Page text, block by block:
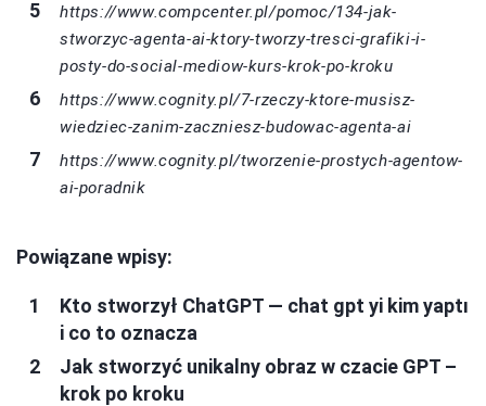
https://www.compcenter.pl/pomoc/134-jak-
stworzyc-agenta-ai-ktory-tworzy-tresci-grafiki-i-
posty-do-social-mediow-kurs-krok-po-kroku
https://www.cognity.pl/7-rzeczy-ktore-musisz-
wiedziec-zanim-zaczniesz-budowac-agenta-ai
https://www.cognity.pl/tworzenie-prostych-agentow-
ai-poradnik
Powiązane wpisy:
Kto stworzył ChatGPT — chat gpt yi kim yaptı
i co to oznacza
Jak stworzyć unikalny obraz w czacie GPT –
krok po kroku